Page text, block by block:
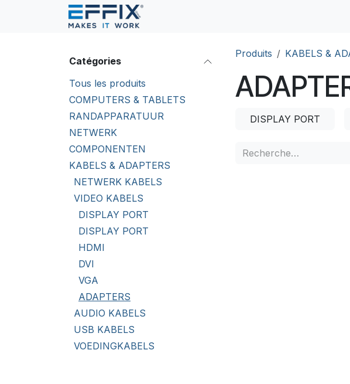
Se rendre au contenu
Catégories
Tous les produits
COMPUTERS & TABLETS
RANDAPPARATUUR
NETWERK
COMPONENTEN
KABELS & ADAPTERS
NETWERK KABELS
VIDEO KABELS
DISPLAY PORT
DISPLAY PORT
HDMI
DVI
VGA
ADAPTERS
AUDIO KABELS
USB KABELS
VOEDINGKABELS
Produits KABELS &
DISPLAY PORT